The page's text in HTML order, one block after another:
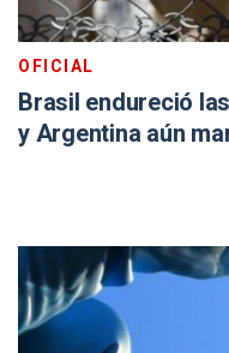
OFICIAL
Brasil endureció
y Argentina aún